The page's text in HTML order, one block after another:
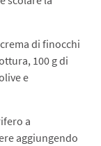
di finocchi
100 g di
e
a
aggiungendo